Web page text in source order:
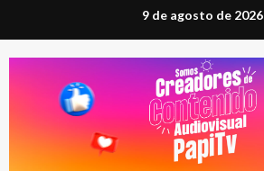
al
contenido
9 de agosto de 2026